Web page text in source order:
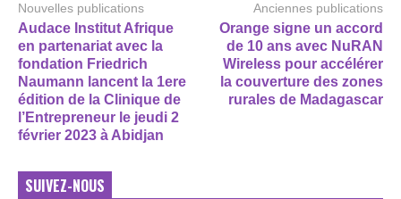
Nouvelles publications
Audace Institut Afrique
en partenariat avec la
fondation Friedrich
Naumann lancent la 1ere
édition de la Clinique de
l’Entrepreneur le jeudi 2
février 2023 à Abidjan
Anciennes publications
Orange signe un accord
de 10 ans avec NuRAN
Wireless pour accélérer
la couverture des zones
rurales de Madagascar
SUIVEZ-NOUS